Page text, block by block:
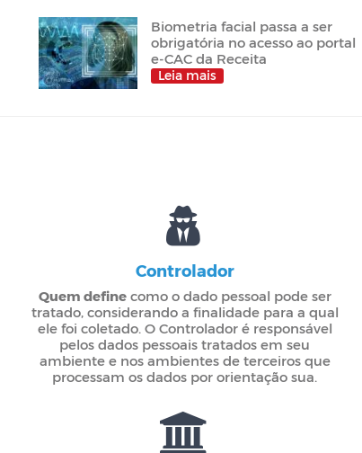
Biometria facial passa a ser
obrigatória no acesso ao portal
e-CAC da Receita
Leia mais
Controlador
Quem definecomo o dado pessoal pode ser
tratado, considerando a finalidade para a qual
ele foi coletado. O Controlador é responsável
pelos dados pessoais tratados em seu
ambiente e nos ambientes de terceiros que
processam os dados por orientação sua.